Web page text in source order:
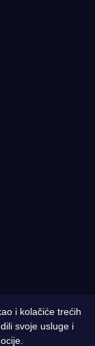
| Designed by
i kolačiće trećih
svoje usluge i